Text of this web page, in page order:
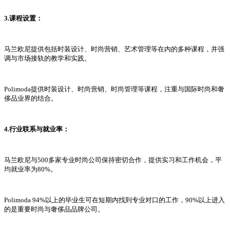
3.课程设置：
马兰欧尼提供包括时装设计、时尚营销、艺术管理等在内的多种课程，并强
调与市场接轨的教学和实践。
Polimoda提供时装设计、时尚营销、时尚管理等课程，注重与国际时尚和奢
侈品业界的结合。
4.行业联系与就业率：
马兰欧尼与500多家专业时尚公司保持密切合作，提供实习和工作机会，平
均就业率为80%。
Polimoda 94%以上的毕业生可在短期内找到专业对口的工作，90%以上进入
的是重要时尚与奢侈品品牌公司。